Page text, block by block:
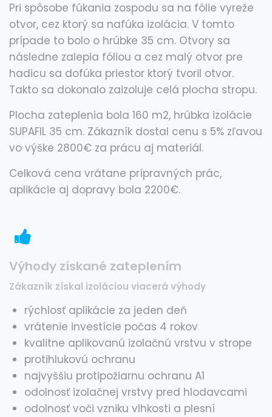
Pri spôsobe fúkania zospodu sa na fólie vyreže
otvor, cez ktorý sa nafúka izolácia. V tomto
prípade to bolo o hrúbke 35 cm. Otvory sa
následne zalepia fóliou a cez malý otvor pre
hadicu sa dofúka priestor ktorý tvoril otvor.
Takto sa dokonalo zaizoluje celá plocha stropu.
Plocha zateplenia bola 160 m2, hrúbka izolácie
SUPAFIL 35 cm. Zákazník dostal cenu s 5% zľavou
vo výške 2800€ za prácu aj materiál.
Celková cena vrátane prípravných prác,
aplikácie aj dopravy bola 2200€.
Výhody získané zateplením
Zákazník získal izoláciou viacerá výhody
rýchlosť aplikácie za jeden deň
vrátenie investície počas 4 rokov
kvalitne aplikovanú izolačnú vrstvu v strope
protihlukovú ochranu
najvyššiu protipožiarnu ochranu A1
odolnosť izolačnej vrstvy pred hlodavcami
odolnosť voči vzniku vlhkosti a plesní